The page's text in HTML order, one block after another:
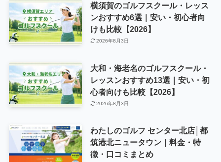
横須賀のゴルフスクール・レッス
ンおすすめ6選｜安い・初心者向
けも比較【2026】
2026年8月3日
大和・海老名のゴルフスクール・
レッスンおすすめ13選｜安い・初
心者向けも比較【2026】
2026年8月3日
わたしのゴルフ センター北店│都
筑港北ニュータウン｜料金・特
徴・口コミまとめ